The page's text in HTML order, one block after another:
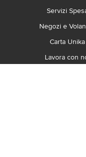
Servizi
Negozi e
Carta Unika
Lavora con